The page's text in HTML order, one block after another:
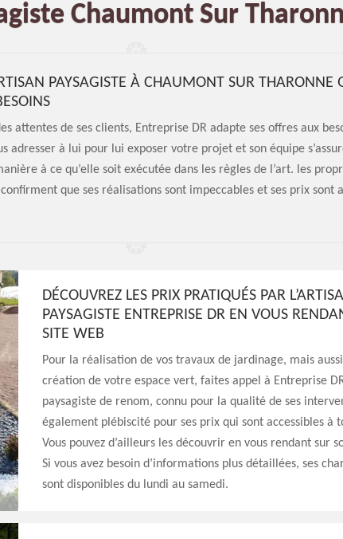
Chaumont Sur
PAYSAGISTE À CHAUMONT SUR THARONNE
attentes de ses clients, Entreprise DR adapte ses offres aux
adresser à lui pour lui exposer votre projet et son équipe
à ce qu’elle soit exécutée dans les règles de l’art. les
que ses réalisations sont impeccables et ses prix sont
DÉCOUVREZ LES PRIX PRATIQUÉS PAR
PAYSAGISTE ENTREPRISE DR EN VOUS
SITE WEB
Pour la réalisation de vos travaux de jardinage, mais
création de votre espace vert, faites appel à Entreprise
paysagiste de renom, connu pour la qualité de ses
également plébiscité pour ses prix qui sont accessibles à
Vous pouvez d’ailleurs les découvrir en vous rendant sur
Si vous avez besoin d’informations plus détaillées, ses
sont disponibles du lundi au samedi.